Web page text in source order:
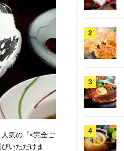
気の『<完全ご
いただけま